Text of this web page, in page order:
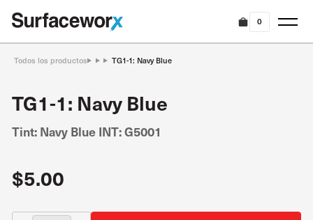
0
Todos los productos TG1-1: Navy Blue
TG1-1: Navy Blue
Tint: Navy Blue INT: G5001
$5.00